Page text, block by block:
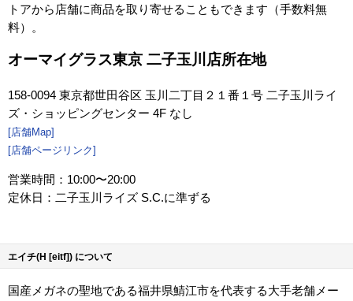
トアから店舗に商品を取り寄せることもできます（手数料無
料）。
オーマイグラス東京 二子玉川店所在地
158-0094 東京都世田谷区 玉川二丁目２１番１号 二子玉川ライ
ズ・ショッピングセンター 4F なし
[店舗Map]
[店舗ページリンク]
営業時間：10:00〜20:00
定休日：二子玉川ライズ S.C.に準ずる
エイチ(H [eitf]) について
国産メガネの聖地である福井県鯖江市を代表する大手老舗メー